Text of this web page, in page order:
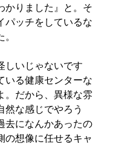
かりました』と。そ
パッチをしているな
いじゃないです
いる健康センターな
。だから、異様な雰
然な感じでやろう
去になんかあったの
の想像に任せるキャ